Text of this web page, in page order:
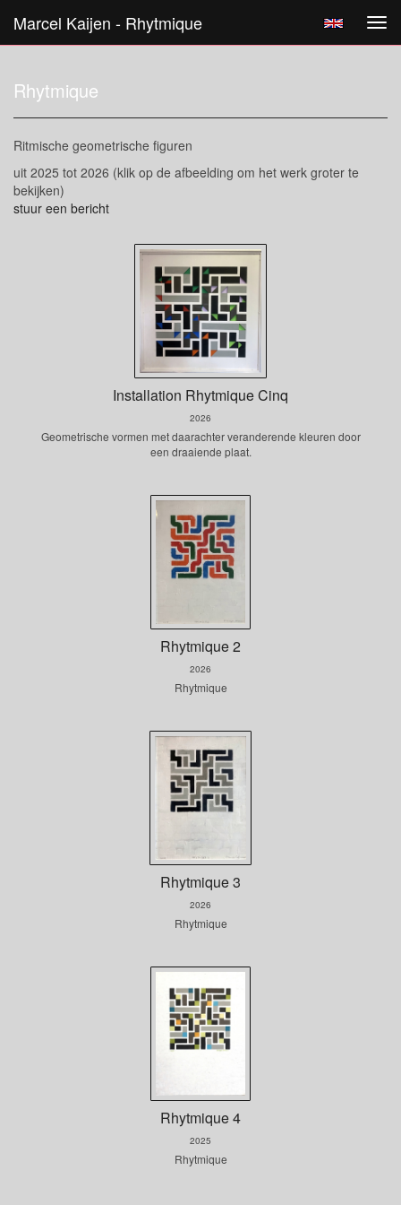
Marcel Kaijen - Rhytmique
Rhytmique
Ritmische geometrische figuren
uit 2025 tot 2026 (klik op de afbeelding om het werk groter te
bekijken)
stuur een bericht
Installation Rhytmique Cinq
2026
Geometrische vormen met daarachter veranderende kleuren door
een draaiende plaat.
Rhytmique 2
2026
Rhytmique
Rhytmique 3
2026
Rhytmique
Rhytmique 4
2025
Rhytmique